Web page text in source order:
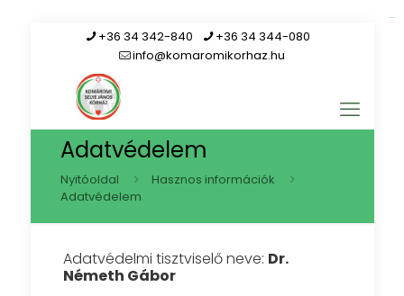
+36 34 342-840
+36 34 344-080
info@komaromikorhaz.hu
Adatvédelem
Nyitóoldal
Hasznos információk
Adatvédelem
Adatvédelmi tisztviselő neve: Dr.
Németh Gábor